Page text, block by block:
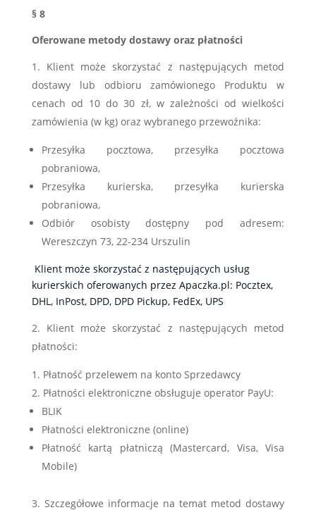
§ 8
Oferowane metody dostawy oraz płatności
Klient może skorzystać z następujących metod
dostawy lub odbioru zamówionego Produktu w
cenach od 10 do 30 zł, w zależności od wielkości
zamówienia (w kg) oraz wybranego przewoźnika:
Przesyłka pocztowa, przesyłka pocztowa
pobraniowa,
Przesyłka kurierska, przesyłka kurierska
pobraniowa,
Odbiór osobisty dostępny pod adresem:
Wereszczyn 73, 22-234 Urszulin
Klient może skorzystać z następujących usług
kurierskich oferowanych przez Apaczka.pl: Pocztex,
DHL, InPost, DPD, DPD Pickup, FedEx, UPS
Klient może skorzystać z następujących metod
płatności:
Płatność przelewem na konto Sprzedawcy
Płatności elektroniczne obsługuje operator PayU:
BLIK
Płatności elektroniczne (online)
Płatność kartą płatniczą (Mastercard, Visa, Visa
Mobile)
3. Szczegółowe informacje na temat metod dostawy